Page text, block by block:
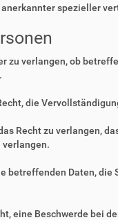
spezieller
zu verlangen, ob
die
Recht zu verlangen,
verlangen.
betreffenden Daten,
eine Beschwerde bei